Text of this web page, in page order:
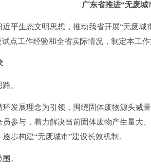
广东省推进“无废
生态文明思想，推动我省开展“无废城
点工作经验和全省实际情况，制定本工作
。
展理念为引领，围绕固体废物源头减
员参与，着力解决当前固体废物产生量大
步构建“无废城市”建设长效机制。
。